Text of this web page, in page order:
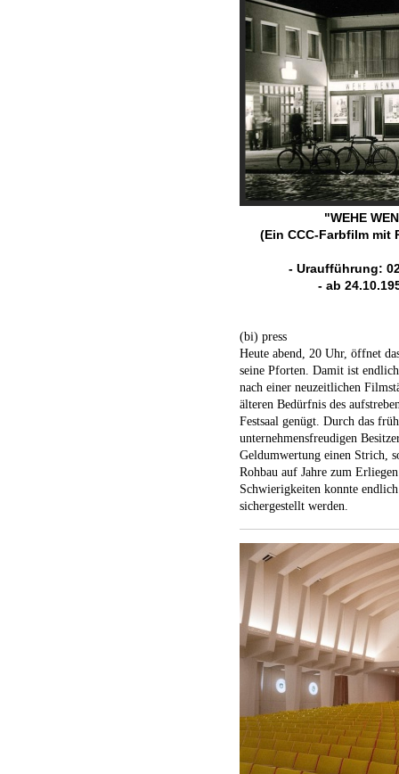
"WEHE
(Ein CCC-Farbfilm mit
- Uraufführung:
- ab
(bi) press
Heute abend, 20 Uhr, öffnet
seine Pforten. Damit ist
nach einer neuzeitlichen
älteren Bedürfnis des
Festsaal genügt. Durch das
unternehmensfreudigen
Geldumwertung einen Strich,
Rohbau auf Jahre zum
Schwierigkeiten konnte
sichergestellt werden.